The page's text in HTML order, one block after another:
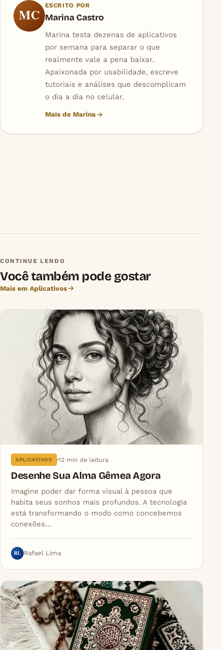
MC
ESCRITO POR
Marina Castro
Marina testa dezenas de aplicativos
por semana para separar o que
realmente vale a pena baixar.
Apaixonada por usabilidade, escreve
tutoriais e análises que descomplicam
o dia a dia no celular.
Mais de Marina
CONTINUE LENDO
Você também pode gostar
Mais em Aplicativos
APLICATIVOS 12 min de leitura
Desenhe Sua Alma Gêmea Agora
Imagine poder dar forma visual à pessoa que
habita seus sonhos mais profundos. A tecnologia
está transformando o modo como concebemos
conexões…
RL Rafael Lima